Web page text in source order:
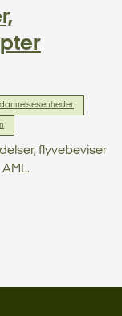
flyvebeviser